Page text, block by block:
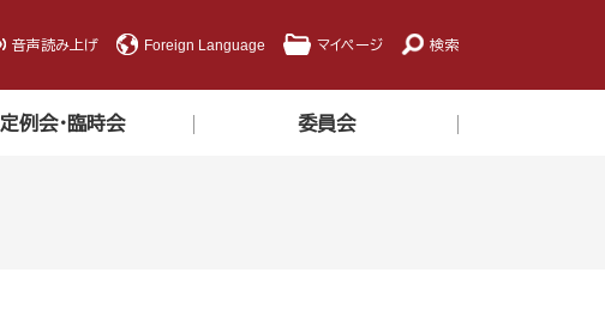
音声読み上げ Foreign Language マイページ 検索
定例会・臨時会 委員会